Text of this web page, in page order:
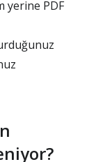
yerine PDF